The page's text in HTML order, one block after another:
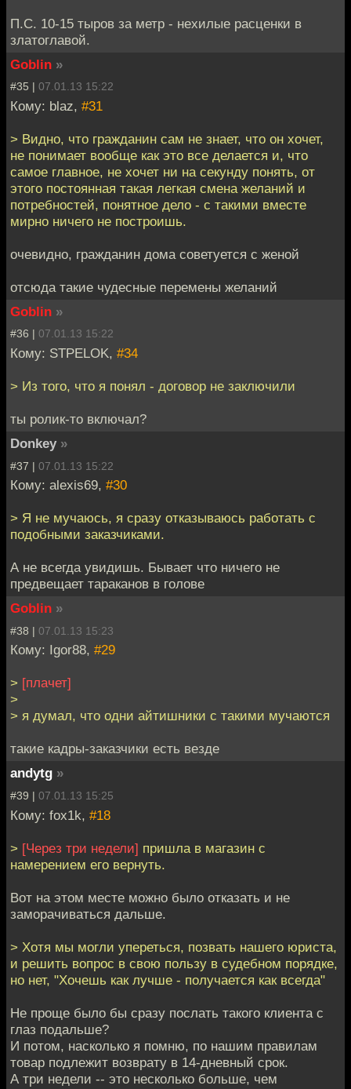
П.С. 10-15 тыров за метр - нехилые расценки в
златоглавой.
Goblin »
#35 | 07.01.13 15:22
Кому: blaz, #31
> Видно, что гражданин сам не знает, что он хочет,
не понимает вообще как это все делается и, что
самое главное, не хочет ни на секунду понять, от
этого постоянная такая легкая смена желаний и
потребностей, понятное дело - с такими вместе
мирно ничего не построишь.
очевидно, гражданин дома советуется с женой
отсюда такие чудесные перемены желаний
Goblin »
#36 | 07.01.13 15:22
Кому: STPELOK, #34
> Из того, что я понял - договор не заключили
ты ролик-то включал?
Donkey »
#37 | 07.01.13 15:22
Кому: alexis69, #30
> Я не мучаюсь, я сразу отказываюсь работать с
подобными заказчиками.
А не всегда увидишь. Бывает что ничего не
предвещает тараканов в голове
Goblin »
#38 | 07.01.13 15:23
Кому: Igor88, #29
> [плачет]
>
> я думал, что одни айтишники с такими мучаются
такие кадры-заказчики есть везде
andytg »
#39 | 07.01.13 15:25
Кому: fox1k, #18
> [Через три недели] пришла в магазин с
намерением его вернуть.
Вот на этом месте можно было отказать и не
заморачиваться дальше.
> Хотя мы могли упереться, позвать нашего юриста,
и решить вопрос в свою пользу в судебном порядке,
но нет, "Хочешь как лучше - получается как всегда"
Не проще было бы сразу послать такого клиента с
глаз подальше?
И потом, насколько я помню, по нашим правилам
товар подлежит возврату в 14-дневный срок.
А три недели -- это несколько больше, чем